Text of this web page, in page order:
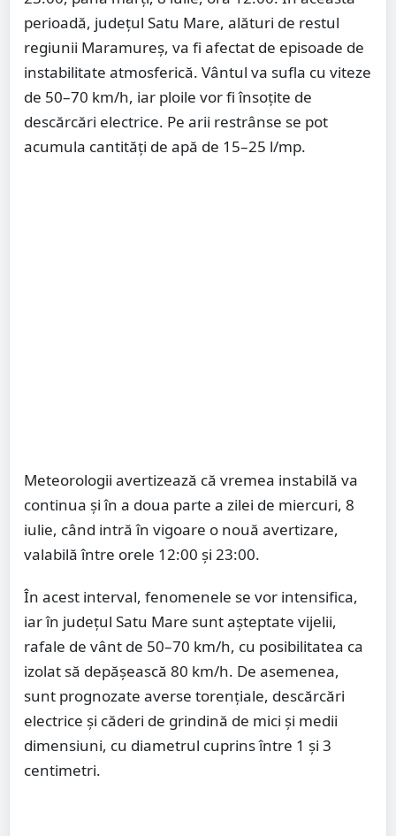
perioadă, județul Satu Mare, alături de restul
regiunii Maramureș, va fi afectat de episoade de
instabilitate atmosferică. Vântul va sufla cu viteze
de 50–70 km/h, iar ploile vor fi însoțite de
descărcări electrice. Pe arii restrânse se pot
acumula cantități de apă de 15–25 l/mp.
Meteorologii avertizează că vremea instabilă va
continua și în a doua parte a zilei de miercuri, 8
iulie, când intră în vigoare o nouă avertizare,
valabilă între orele 12:00 și 23:00.
În acest interval, fenomenele se vor intensifica,
iar în județul Satu Mare sunt așteptate vijelii,
rafale de vânt de 50–70 km/h, cu posibilitatea ca
izolat să depășească 80 km/h. De asemenea,
sunt prognozate averse torențiale, descărcări
electrice și căderi de grindină de mici și medii
dimensiuni, cu diametrul cuprins între 1 și 3
centimetri.